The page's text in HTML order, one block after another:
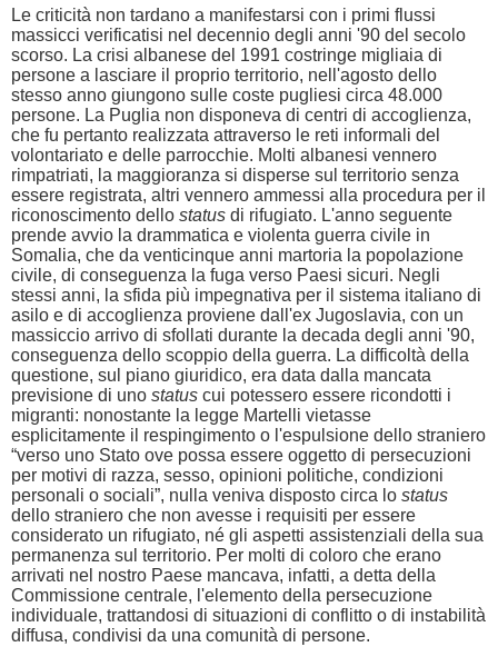
Le criticità non tardano a manifestarsi con i primi flussi
massicci verificatisi nel decennio degli anni '90 del secolo
scorso. La crisi albanese del 1991 costringe migliaia di
persone a lasciare il proprio territorio, nell'agosto dello
stesso anno giungono sulle coste pugliesi circa 48.000
persone. La Puglia non disponeva di centri di accoglienza,
che fu pertanto realizzata attraverso le reti informali del
volontariato e delle parrocchie. Molti albanesi vennero
rimpatriati, la maggioranza si disperse sul territorio senza
essere registrata, altri vennero ammessi alla procedura per il
riconoscimento dello status di rifugiato. L'anno seguente
prende avvio la drammatica e violenta guerra civile in
Somalia, che da venticinque anni martoria la popolazione
civile, di conseguenza la fuga verso Paesi sicuri. Negli
stessi anni, la sfida più impegnativa per il sistema italiano di
asilo e di accoglienza proviene dall'ex Jugoslavia, con un
massiccio arrivo di sfollati durante la decada degli anni '90,
conseguenza dello scoppio della guerra. La difficoltà della
questione, sul piano giuridico, era data dalla mancata
previsione di uno status cui potessero essere ricondotti i
migranti: nonostante la legge Martelli vietasse
esplicitamente il respingimento o l'espulsione dello straniero
“verso uno Stato ove possa essere oggetto di persecuzioni
per motivi di razza, sesso, opinioni politiche, condizioni
personali o sociali”, nulla veniva disposto circa lo status
dello straniero che non avesse i requisiti per essere
considerato un rifugiato, né gli aspetti assistenziali della sua
permanenza sul territorio. Per molti di coloro che erano
arrivati nel nostro Paese mancava, infatti, a detta della
Commissione centrale, l'elemento della persecuzione
individuale, trattandosi di situazioni di conflitto o di instabilità
diffusa, condivisi da una comunità di persone.